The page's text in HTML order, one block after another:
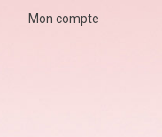
Mon compte